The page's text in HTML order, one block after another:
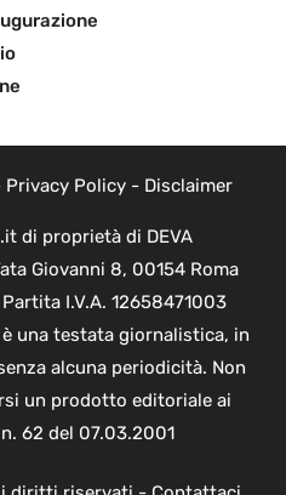
Privacy Policy- Disclaimer
di proprietà di DEVA
Giovanni 8, 00154 Roma
I.V.A. 12658471003
una testata giornalistica, in
alcuna periodicità. Non
un prodotto editoriale ai
62 del 07.03.2001